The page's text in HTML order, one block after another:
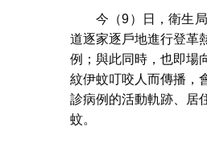
今（9）日，衛生
道逐家逐戶地進行登革
例；與此同時，也即場
紋伊蚊叮咬人而傳播，
診病例的活動軌跡、居
蚊。